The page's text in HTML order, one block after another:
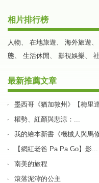
相片排行榜
人物、 在地旅遊、 海外旅遊、
態、 生活休閒 、 影視娛樂、
最新推薦文章
墨西哥《猶加敦州》【梅里
權勢、紅顏與悲涼：...
我的繪本新書《機械人與馬
【網紅老爸 Pa Pa Go】影...
南美的旅程
滾落泥濘的公主